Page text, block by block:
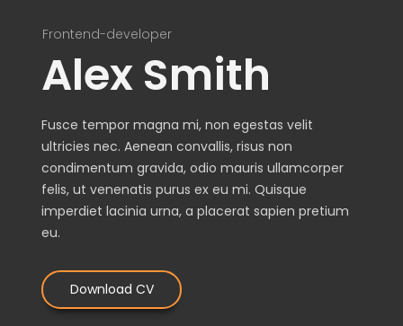
Frontend-developer
Alex Smith
Fusce tempor magna mi, non egestas velit
ultricies nec. Aenean convallis, risus non
condimentum gravida, odio mauris ullamcorper
felis, ut venenatis purus ex eu mi. Quisque
imperdiet lacinia urna, a placerat sapien pretium
eu.
Download CV